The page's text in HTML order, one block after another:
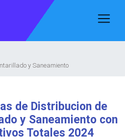
y Saneamiento
de Distribucion de
y Saneamiento con
Totales 2024